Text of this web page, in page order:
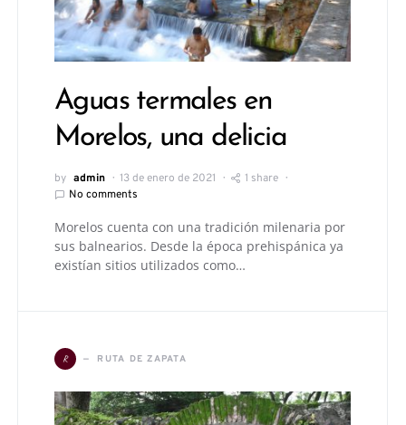
Aguas termales en
Morelos, una delicia
by admin 13 de enero de 2021
1 share
No comments
Morelos cuenta con una tradición milenaria por
sus balnearios. Desde la época prehispánica ya
existían sitios utilizados como…
R RUTA DE ZAPATA